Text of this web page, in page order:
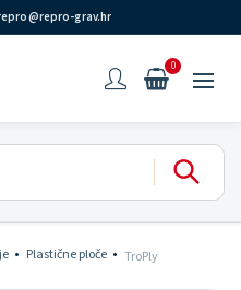
grav.hr
0
Plastične ploče TroPly